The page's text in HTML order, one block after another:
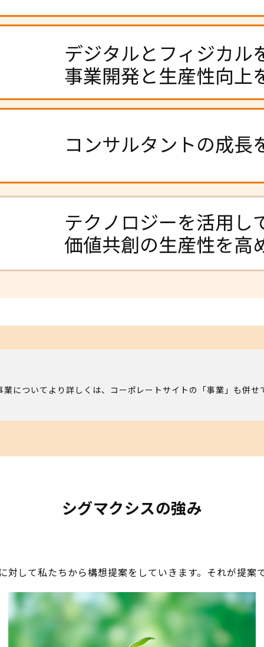
業についてより詳しくは、コーポレートサイトの「事業」も併せ
シグマクシスの強み
して私たちから構想提案をしていきます。それが